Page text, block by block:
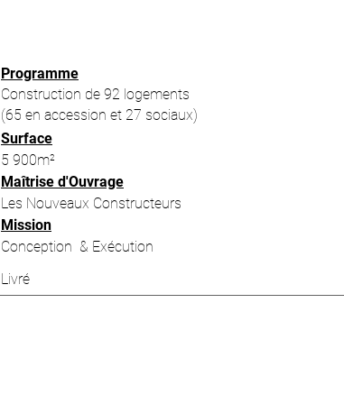
Programme
Construction de 92 logements
(65 en accession et 27 sociaux)
Surface
5 900m²
Maîtrise d'Ouvrage
Les Nouveaux Constructeurs
Mission
Conception & Exécution
Livré